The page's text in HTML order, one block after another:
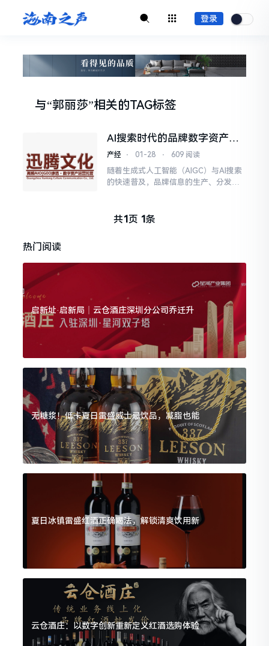
登录
与“郭丽莎”相关的TAG标签
AI搜索时代的品牌数字资产管
理探索：广州迅腾文化传播有
产经 ⋅ 01-28 ⋅ 609 阅读
随着生成式人工智能（AIGC）与AI搜索
的快速普及，品牌信息的生产、分发与
并用于回答用户问题
共1 页 1 条
热门阅读
启新址·启新局｜云仓酒庄深圳分公司乔迁升
无糖浆！低卡夏日雷盛威士忌饮品，减脂也能
夏日冰镇雷盛红酒正确喝法，解锁清爽饮用新
云仓酒庄：以数字创新重新定义红酒选购体验